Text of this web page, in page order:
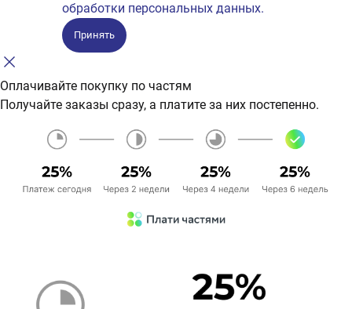
обработки персональных данных.
Принять
Оплачивайте покупку по частям
Получайте заказы сразу, а платите за них постепенно.